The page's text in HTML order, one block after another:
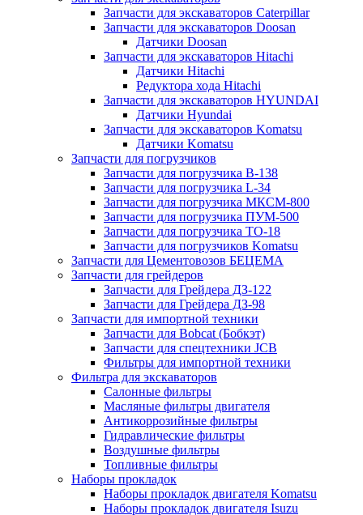
Запчасти для экскаваторов Caterpillar
Запчасти для экскаваторов Doosan
Датчики Doosan
Запчасти для экскаваторов Hitachi
Датчики Hitachi
Редуктора хода Hitachi
Запчасти для экскаваторов HYUNDAI
Датчики Hyundai
Запчасти для экскаваторов Komatsu
Датчики Komatsu
Запчасти для погрузчиков
Запчасти для погрузчика B-138
Запчасти для погрузчика L-34
Запчасти для погрузчика МКСМ-800
Запчасти для погрузчика ПУМ-500
Запчасти для погрузчика ТО-18
Запчасти для погрузчиков Komatsu
Запчасти для Цементовозов БЕЦЕМА
Запчасти для грейдеров
Запчасти для Грейдера ДЗ-122
Запчасти для Грейдера ДЗ-98
Запчасти для импортной техники
Запчасти для Bobcat (Бобкэт)
Запчасти для спецтехники JCB
Фильтры для импортной техники
Фильтра для экскаваторов
Салонные фильтры
Масляные фильтры двигателя
Антикоррозийные фильтры
Гидравлические фильтры
Воздушные фильтры
Топливные фильтры
Наборы прокладок
Наборы прокладок двигателя Komatsu
Наборы прокладок двигателя Isuzu